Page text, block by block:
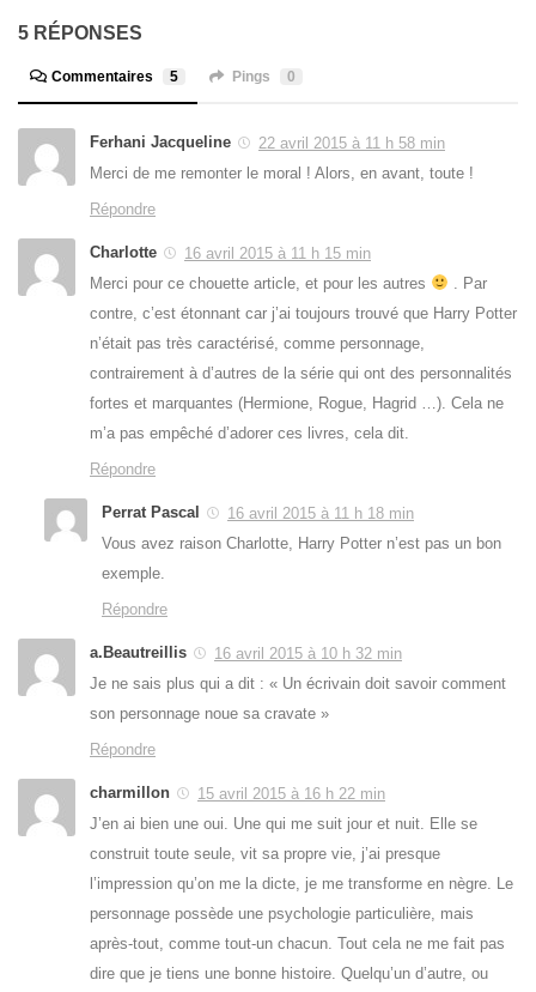
5 RÉPONSES
Commentaires 5 Pings 0
Ferhani Jacqueline
22 avril 2015 à 11 h 58 min
Merci de me remonter le moral ! Alors, en avant, toute !
Répondre
Charlotte
16 avril 2015 à 11 h 15 min
Merci pour ce chouette article, et pour les autres
. Par
contre, c’est étonnant car j’ai toujours trouvé que Harry Potter
n’était pas très caractérisé, comme personnage,
contrairement à d’autres de la série qui ont des personnalités
fortes et marquantes (Hermione, Rogue, Hagrid …). Cela ne
m’a pas empêché d’adorer ces livres, cela dit.
Répondre
Perrat Pascal
16 avril 2015 à 11 h 18 min
Vous avez raison Charlotte, Harry Potter n’est pas un bon
exemple.
Répondre
a.Beautreillis
16 avril 2015 à 10 h 32 min
Je ne sais plus qui a dit : « Un écrivain doit savoir comment
son personnage noue sa cravate »
Répondre
charmillon
15 avril 2015 à 16 h 22 min
J’en ai bien une oui. Une qui me suit jour et nuit. Elle se
construit toute seule, vit sa propre vie, j’ai presque
l’impression qu’on me la dicte, je me transforme en nègre. Le
personnage possède une psychologie particulière, mais
après-tout, comme tout-un chacun. Tout cela ne me fait pas
dire que je tiens une bonne histoire. Quelqu’un d’autre, ou